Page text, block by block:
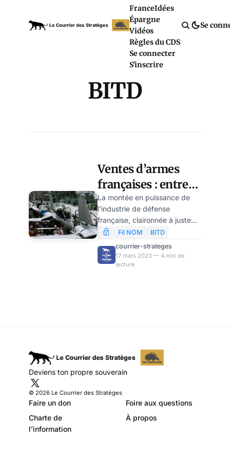
FranceIdées
Épargne
Vidéos
Règles du CDS
Se connecter
S'inscrire
Se
BITD
Ventes d’armes
françaises : entre
fierté légitime et
curieuse union
sacrée, par Philippe
Migault
La montée en puissance de
l’industrie de défense
française, claironnée à juste
titre par la presse, doit être
saluée. Il faut en revanche
garder le sens de la mesure
sur la portée réelle de cette
Fil NOM
BITD
courrier-strateges
17 mars 2023 — 4 min de
lecture
Deviens ton propre souverain
© 2026 Le Courrier des Stratèges
Faire un don
Foire aux questions
Charte de
l’information
À propos